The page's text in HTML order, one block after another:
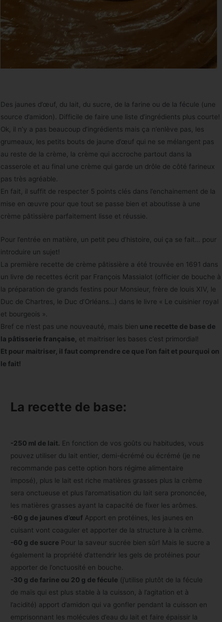
Des jaunes d’œuf, du lait, du sucre, de la farine ou de la fécule (une
source d’amidon). Difficile de faire une liste d’ingrédients plus courte!
Ok, il n’y a pas beaucoup d’ingrédients mais ça n’enlève pas, les
grumeaux, les petits bouts de jaune d’œuf qui ne se mélangent pas
au reste de la crème, la crème qui accroche partout dans la
casserole et au final une crème qui garde un drôle de côté farineux
pas très agréable.
En fait, il suffit de respecter 5 points clés dans l’enchainement de la
mise en œuvre pour que tout se passe bien et aboutisse à une
crème pâtissière parfaitement lisse et réussie.
Pour l’entrée en matière, un petit peu d’histoire, oui ça se fait… pour
introduire un sujet!
La première recette de crème pâtissière a été trouvée en 1691 dans
un livre de recettes écrit par François Massialot (officier de bouche à
la préparation de grands festins pour Monsieur, frère de louis XIV, le
Duc de Chartres, le Duc d’Orléans…) dans le livre « Le cuisinier royal
et bourgeois ».
Bref ce n’est pas une nouveauté, mais bien une recette de base de
la pâtisserie française, et maitriser les bases c’est primordial!
Et pour maitriser, il faut comprendre ce que l’on fait et pourquoi on
le fait!
La recette de base:
-250 ml de lait. En fonction de vos goûts ou habitudes, vous
pouvez utiliser du lait entier, demi-écrémé ou écrémé (je ne
recommande pas cette option hors régime alimentaire
imposé), plus le lait est riche matières grasses plus la crème
sera onctueuse et plus l’aromatisation du lait sera prononcée,
les matières grasses ayant la capacité de fixer les arômes.
-60 g de jaunes d’œuf Apport en protéines, les jaunes en
cuisant vont coaguler et apporter de la structure à la crème.
-60 g de sucre Pour la saveur sucrée bien sûr! Mais le sucre a
également la propriété d’attendrir les gels de protéines pour
apporter de l’onctuosité en bouche.
-30 g de farine ou 20 g de fécule (j’utilise plutôt de la fécule
de maïs qui est plus stable à la cuisson, à l’agitation et à
l’acidité) apport d’amidon qui va gonfler pendant la cuisson en
emprisonnant les molécules d’eau du lait et faire épaissir la